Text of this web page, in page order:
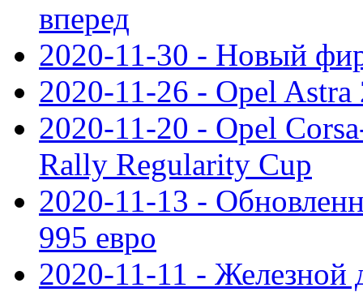
вперед
2020-11-30 - Новый
2020-11-26 - Opel Astra
2020-11-20 - Opel
Rally Regularity Cup
2020-11-13 -
995 евро
2020-11-11 - Железной